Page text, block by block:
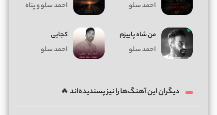
احمد سلو احمد سلو و پناه
من شاه پاییزم
احمد سلو
کجایی
احمد سلو
دیگران این آهنگ‌ها را نیز پسندیده‌اند 🔥